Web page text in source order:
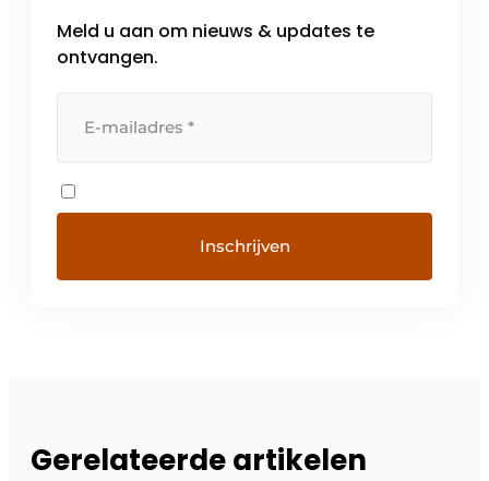
Meld u aan om nieuws & updates te
ontvangen.
Gerelateerde artikelen